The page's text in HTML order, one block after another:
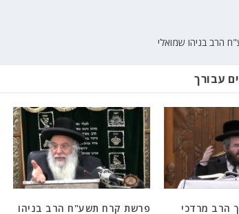
הרב בניהו שמואלי
עבורך
הרב מרדכי
פרשת קרח תשע"ח הרב בניהו